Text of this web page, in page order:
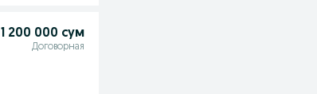
1 200 000 сум
Договорная